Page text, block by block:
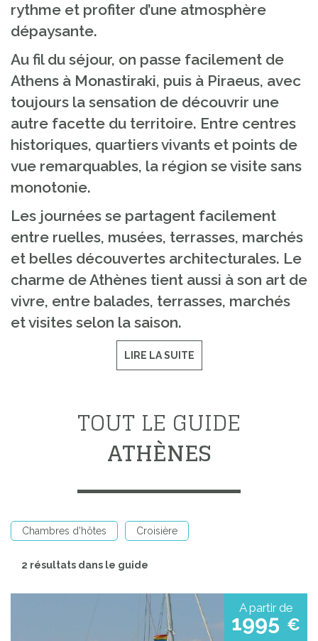
rythme et profiter d’une atmosphère
dépaysante.
Au fil du séjour, on passe facilement de
Athens à Monastiraki, puis à Piraeus, avec
toujours la sensation de découvrir une
autre facette du territoire. Entre centres
historiques, quartiers vivants et points de
vue remarquables, la région se visite sans
monotonie.
Les journées se partagent facilement
entre ruelles, musées, terrasses, marchés
et belles découvertes architecturales. Le
charme de Athènes tient aussi à son art de
vivre, entre balades, terrasses, marchés
et visites selon la saison.
LIRE LA SUITE
TOUT LE GUIDE
ATHÈNES
Chambres d'hôtes Croisière
2 résultats dans le guide
A partir de
1995 €